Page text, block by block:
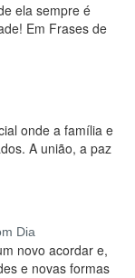
ela sempre é
Em Frases de
onde a família e
A união, a paz
Dia
novo acordar e,
e novas formas